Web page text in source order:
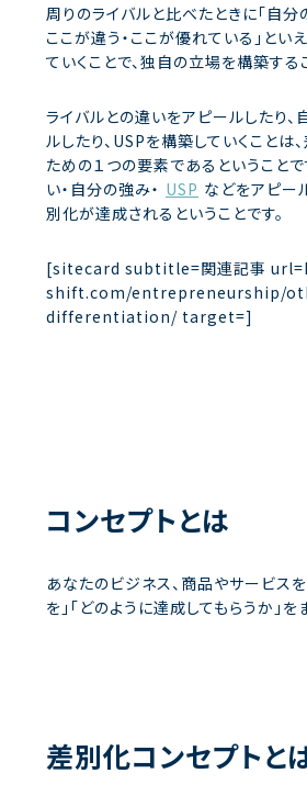
周りのライバルと比べたときに「自分
ここが違う・ここが優れている」とい
ていくことで、独自の立場を構築する
ライバルとの違いをアピールしたり
ルしたり、USPを構築していくことは
ための１つの要素であるということで
い・自分の強み・ USP などをアピー
別化が達成されるということです。
[sitecard subtitle=関連記事
shift.com/entrepreneurship/
differentiation/ target=]
コンセプトとは
あなたのビジネス、商品やサービスを
を」「どのように達成してもらうか」を
差別化コンセプトと